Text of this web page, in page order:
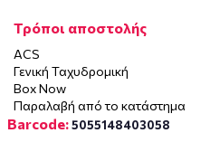
Τρόποι αποστολής
ACS
Γενική Ταχυδρομική
Box Now
Παραλαβή από το κατάστημα
Barcode:5055148403058